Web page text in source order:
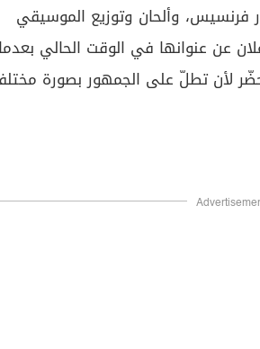
فرنسيس، وألحان وتوزيع الموسيقي
عن عنوانها في الوقت الحالي بعدما
لأن تطلّ على الجمهور بصورة